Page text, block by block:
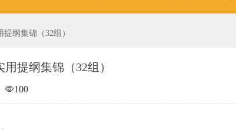
纲集锦（32组）
提纲集锦（32组）
100